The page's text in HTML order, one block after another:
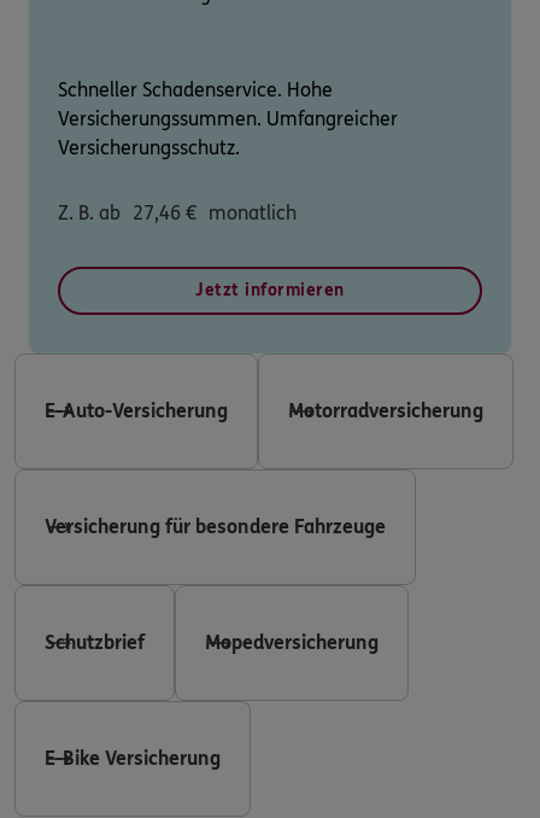
Schneller Schadenservice. Hohe
Versicherungssummen. Umfangreicher
Versicherungsschutz.
Z. B. ab 27,46 € monatlich
Jetzt informieren
E-Auto-Versicherung Motorradversicherung
Versicherung für besondere Fahrzeuge
Schutzbrief Mopedversicherung
E-Bike Versicherung